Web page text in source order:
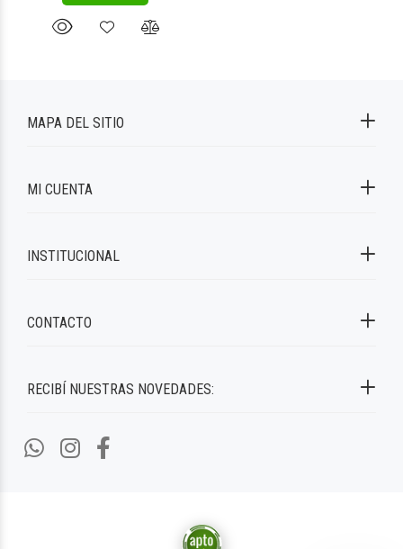
RECIBÍ NUESTRAS NOVEDADES:
MAPA DEL SITIO
MI CUENTA
INSTITUCIONAL
CONTACTO